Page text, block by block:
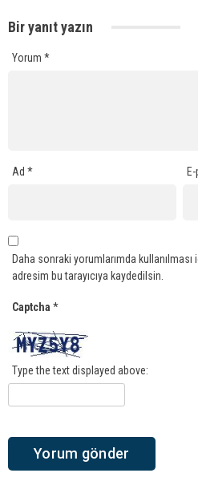
Bir yanıt yazın
Yorum *
Ad *
Daha sonraki yorumlarımda
adresim bu tarayıcıya kaydedilsin.
Captcha *
Type the text displayed above: